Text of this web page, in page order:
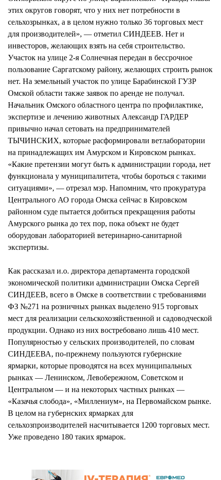
этих округов говорят, что у них нет потребности в
сельхозрынках, а в целом нужно только 36 торговых мест
для производителей», — отметил СИНДЕЕВ. Нет и
инвесторов, желающих взять на себя строительство.
Участок на улице 2-я Солнечная передан в бессрочное
пользование Саргатскому району, желающих строить рынок
нет. На земельный участок по улице Барабинской ГУЗР
Омской области также заявок по аренде не получал.
Начальник Омского областного центра по профилактике,
экспертизе и лечению животных Александр ГАРДЕР
привычно начал сетовать на предпринимателей
ТЫЧИНСКИХ, которые расформировали ветлаборатории
на принадлежащих им Амурском и Кировском рынках.
«Какие претензии могут быть к администрации города, нет
функционала у муниципалитета, чтобы бороться с такими
ситуациями», — отрезал мэр. Напомним, что прокуратура
Центрального АО города Омска сейчас в Кировском
районном суде пытается добиться прекращения работы
Амурского рынка до тех пор, пока объект не будет
оборудован лабораторией ветеринарно-санитарной
экспертизы.
Как рассказал и.о. директора департамента городской
экономической политики администрации Омска Сергей
СИНДЕЕВ, всего в Омске в соответствии с требованиями
ФЗ №271 на розничных рынках выделено 915 торговых
мест для реализации сельскохозяйственной и садоводческой
продукции. Однако из них востребовано лишь 410 мест.
Популярностью у сельских производителей, по словам
СИНДЕЕВА, по-прежнему пользуются губернские
ярмарки, которые проводятся на всех муниципальных
рынках — Ленинском, Левобережном, Советском и
Центральном — и на некоторых частных рынках —
«Казачья слобода», «Миллениум», на Первомайском рынке.
В целом на губернских ярмарках для
сельхозпроизводителей насчитывается 1200 торговых мест.
Уже проведено 180 таких ярмарок.